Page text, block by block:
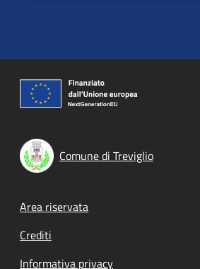
Comune di Treviglio
Footer menu
Area riservata
Crediti
Informativa privacy